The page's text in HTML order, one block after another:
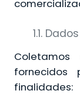
1.1.
fornecidos
finalidades: